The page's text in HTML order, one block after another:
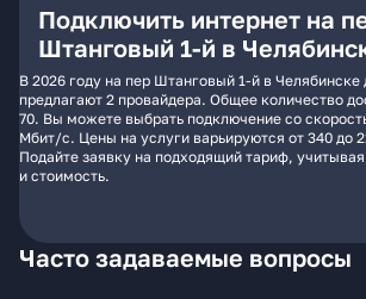
Подключить интернет на
Штанговый 1-й в
В 2026 году на пер Штанговый 1-й в
предлагают 2 провайдера. Общее количество
70. Вы можете выбрать подключение со
Мбит/с. Цены на услуги варьируются от 340 до
Подайте заявку на подходящий тариф,
и стоимость.
Часто задаваемые вопросы